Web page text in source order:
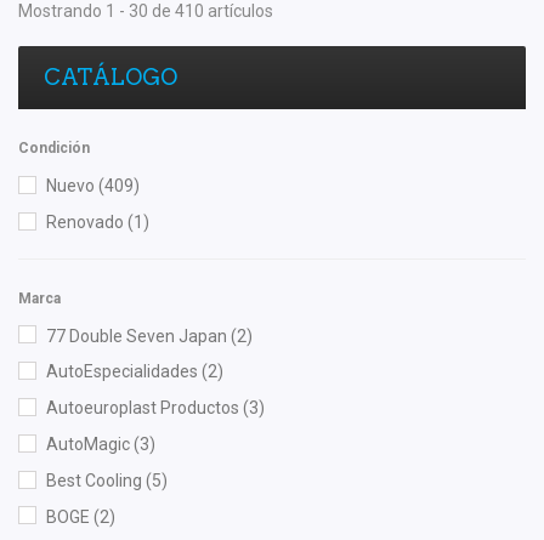
Mostrando 1 - 30 de 410 artículos
CATÁLOGO
Condición
Nuevo (409)
Renovado (1)
Marca
77 Double Seven Japan (2)
AutoEspecialidades (2)
Autoeuroplast Productos (3)
AutoMagic(3)
Best Cooling (5)
BOGE (2)